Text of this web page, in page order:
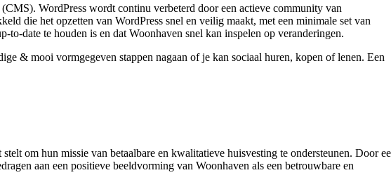
WordPress wordt continu verbeterd door een actieve community van
die het opzetten van WordPress snel en veilig maakt, met een minimale set van
date te houden is en dat Woonhaven snel kan inspelen op veranderingen.
& mooi vormgegeven stappen nagaan of je kan sociaal huren, kopen of lenen. Een
om hun missie van betaalbare en kwalitatieve huisvesting te ondersteunen. Door
aan een positieve beeldvorming van Woonhaven als een betrouwbare en